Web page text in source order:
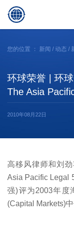
您的位置 ： 新闻 / 动态 /
环球荣誉 | 环
The Asia
2010年08月22日
高移风律师和刘
Asia Pacific Legal
强)评为2003年度
(Capital Markets)